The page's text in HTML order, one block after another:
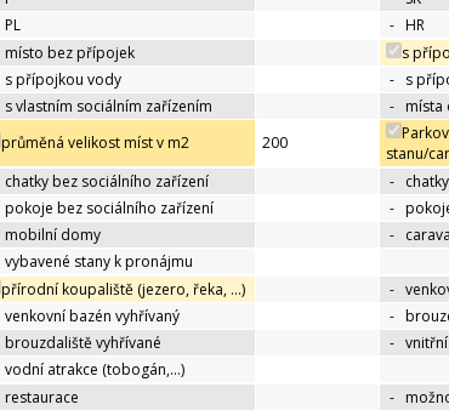
PL - HR
místo bez přípojek s
s přípojkou vody - s
s vlastním sociálním zařízením - místa
průměná velikost míst v m2
200
stanu/
chatky bez sociálního zařízení -
pokoje bez sociálního zařízení -
mobilní domy -
vybavené stany k pronájmu
přírodní koupaliště (jezero, řeka, …) -
venkovní bazén vyhřívaný -
brouzdaliště vyhřívané -
vodní atrakce (tobogán,…)
restaurace -